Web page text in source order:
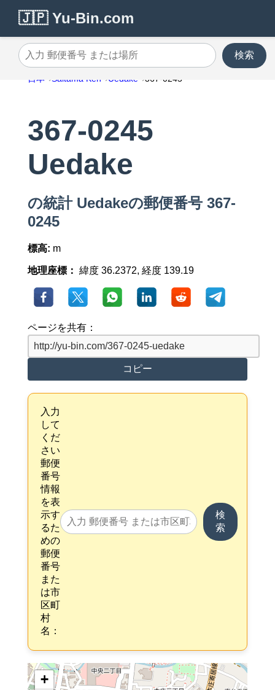
🇯🇵 Yu-Bin.com
入力 郵便番号 または場所
検索
日本 Saitama Ken Uedake 367-0245
367-0245
Uedake
の統計 Uedakeの郵便番号 367-
0245
標高: m
地理座標： 緯度 36.2372, 経度 139.19
ページを共有：
コピー
入力
して
くだ
さい
郵便
番号
情報
を表
示す
るた
めの
郵便
番号
また
は市
区町
村
名：
検
索
+